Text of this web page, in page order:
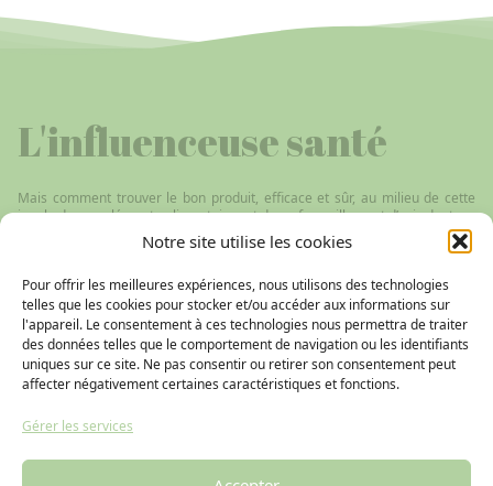
Notre site utilise les cookies
Pour offrir les meilleures expériences, nous utilisons des technologies
telles que les cookies pour stocker et/ou accéder aux informations sur
l'appareil. Le consentement à ces technologies nous permettra de traiter
des données telles que le comportement de navigation ou les identifiants
uniques sur ce site. Ne pas consentir ou retirer son consentement peut
affecter négativement certaines caractéristiques et fonctions.
Gérer les services
L'influenceuse santé
Mais comment trouver le bon produit, efficace et sûr, au milieu de cette
jungle de compléments alimentaires et de ce fourmillement d’avis douteux
sur le web ? C’est pourquoi j’ai créé ce blog avec pour ambition de
répertorier les réponses naturelles à différentes pathologies, du coup de
cystite… Les remèdes proposés sont issus de l’aromathérapie,
l’homéopathie, l’oligothérapie, la phytothérapie, la gemmothérapie ou
encore les fleurs de Bach.